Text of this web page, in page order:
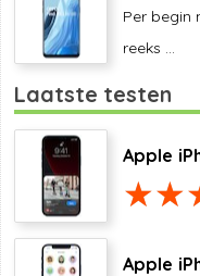
Per begin
reeks ...
Laatste testen
Apple
Apple